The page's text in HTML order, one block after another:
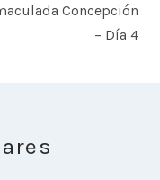
Concepción
– Día 4